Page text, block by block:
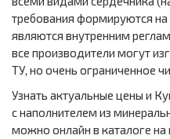
требования формируются на
являются внутренним
все производители могут
ТУ, но очень ограниченное
Узнать актуальные цены и
с наполнителем из
можно онлайн в каталоге